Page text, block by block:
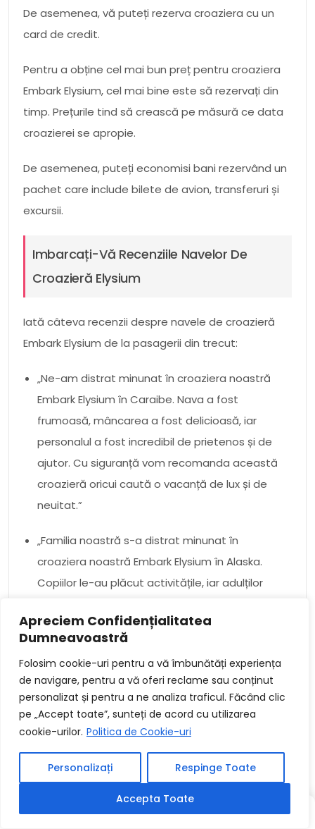
Apreciem Confidențialitatea
Dumneavoastră
Folosim cookie-uri pentru a vă îmbunătăți experiența
de navigare, pentru a vă oferi reclame sau conținut
personalizat și pentru a ne analiza traficul. Făcând clic
pe „Accept toate”, sunteți de acord cu utilizarea
cookie-urilor. Politica de Cookie-uri
Personalizați Respinge Toate
Accepta Toate
De asemenea, vă puteți rezerva croaziera cu un
card de credit.
Pentru a obține cel mai bun preț pentru croaziera
Embark Elysium, cel mai bine este să rezervați din
timp. Prețurile tind să crească pe măsură ce data
croazierei se apropie.
De asemenea, puteți economisi bani rezervând un
pachet care include bilete de avion, transferuri și
excursii.
Imbarcați-Vă Recenziile Navelor De
Croazieră Elysium
Iată câteva recenzii despre navele de croazieră
Embark Elysium de la pasagerii din trecut:
„Ne-am distrat minunat în croaziera noastră
Embark Elysium în Caraibe. Nava a fost
frumoasă, mâncarea a fost delicioasă, iar
personalul a fost incredibil de prietenos și de
ajutor. Cu siguranță vom recomanda această
croazieră oricui caută o vacanță de lux și de
neuitat.”
„Familia noastră s-a distrat minunat în
croaziera noastră Embark Elysium în Alaska.
Copiilor le-au plăcut activitățile, iar adulților
Recomandăm cu siguranță această
croazieră oricui caută o vacanță cu familia.”
„Am făcut o croazieră Embark Elysium în
Europa și ne-am simțit pe placul vieții noastre.
Am vizitat câteva orașe uimitoare și am
de croazieră a fost modalitatea perfectă de
a vedea toate punctele de atracție fără a fi
nevoie să vă faceți griji pentru transport sau